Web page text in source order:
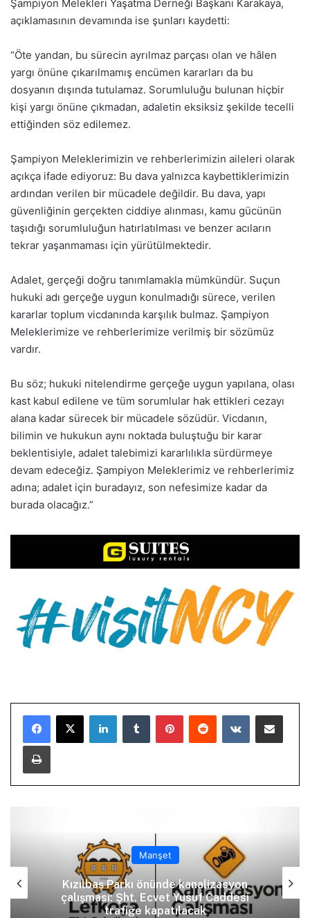
Şampiyon Melekleri Yaşatma Derneği Başkanı Karakaya,
açıklamasının devamında ise şunları kaydetti:
“Öte yandan, bu sürecin ayrılmaz parçası olan ve hâlen
yargı önüne çıkarılmamış encümen kararları da bu
dosyanın dışında tutulamaz. Sorumluluğu bulunan hiçbir
kişi yargı önüne çıkmadan, adaletin eksiksiz şekilde tecelli
ettiğinden söz edilemez.
Şampiyon Meleklerimizin ve rehberlerimizin aileleri olarak
açıkça ifade ediyoruz: Bu dava yalnızca kaybettiklerimizin
ardından verilen bir mücadele değildir. Bu dava, yapı
güvenliğinin gerçekten ciddiye alınması, kamu gücünün
taşıdığı sorumluluğun hatırlatılması ve benzer acıların
tekrar yaşanmaması için yürütülmektedir.
Adalet, gerçeği doğru tanımlamakla mümkündür. Suçun
hukuki adı gerçeğe uygun konulmadığı sürece, verilen
kararlar toplum vicdanında karşılık bulmaz. Şampiyon
Meleklerimize ve rehberlerimize verilmiş bir sözümüz
vardır.
Bu söz; hukuki nitelendirme gerçeğe uygun yapılana, olası
kast kabul edilene ve tüm sorumlular hak ettikleri cezayı
alana kadar sürecek bir mücadele sözüdür. Vicdanın,
bilimin ve hukukun aynı noktada buluştuğu bir karar
beklentisiyle, adalet talebimizi kararlılıkla sürdürmeye
devam edeceğiz. Şampiyon Meleklerimiz ve rehberlerimiz
adına; adalet için buradayız, son nefesimize kadar da
burada olacağız.”
LinkedInTumblr PinterestReddit VKontakteE-Posta ile paylaş
Yazdır
Manşet
Kızılbaş Parkı önünde kanalizasyon
çalışması: Şht. Ecvet Yusuf Caddesi
trafiğe kapatılacak